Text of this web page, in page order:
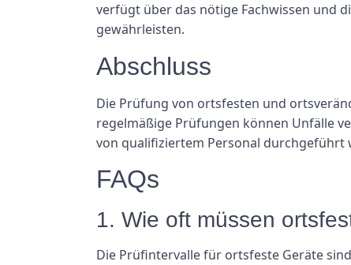
verfügt über das nötige Fachwissen und
gewährleisten.
Abschluss
Die Prüfung von ortsfesten und
regelmäßige Prüfungen können Unfälle
von qualifiziertem Personal durchgeführt
FAQs
1. Wie oft müssen
Die Prüfintervalle für ortsfeste Geräte